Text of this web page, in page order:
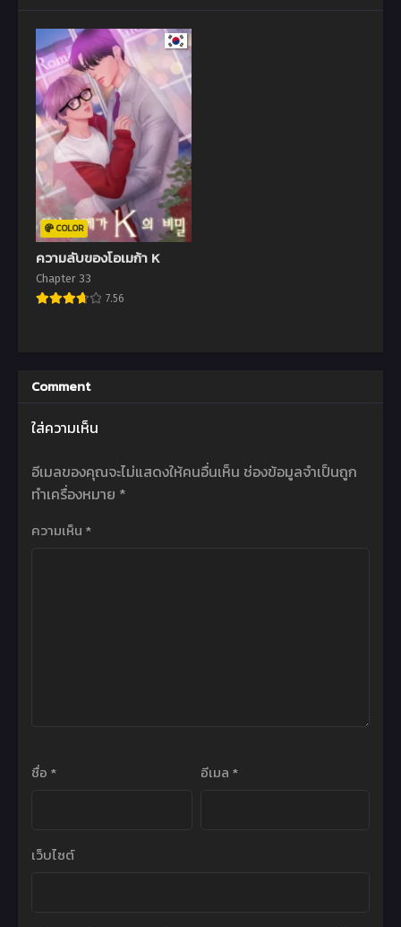
COLOR
ความลับของโอเมก้า K
Chapter 33
7.56
Comment
ใส่ความเห็น
อีเมลของคุณจะไม่แสดงให้คนอื่นเห็น ช่องข้อมูลจำเป็นถูก
ทำเครื่องหมาย *
ความเห็น *
ชื่อ * อีเมล *
เว็บไซต์